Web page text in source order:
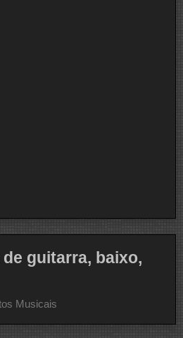
guitarra, baixo,
Musicais